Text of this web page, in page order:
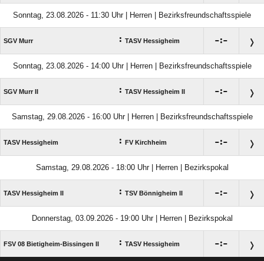
Sonntag, 23.08.2026 - 11:30 Uhr | Herren | Bezirksfreundschaftsspiele
SGV Murr : TASV Hessigheim :
Sonntag, 23.08.2026 - 14:00 Uhr | Herren | Bezirksfreundschaftsspiele
SGV Murr II : TASV Hessigheim II :
Samstag, 29.08.2026 - 16:00 Uhr | Herren | Bezirksfreundschaftsspiele
TASV Hessigheim : FV Kirchheim :
Samstag, 29.08.2026 - 18:00 Uhr | Herren | Bezirkspokal
TASV Hessigheim II : TSV Bönnigheim II :
Donnerstag, 03.09.2026 - 19:00 Uhr | Herren | Bezirkspokal
FSV 08 Bietigheim-Bissingen II : TASV Hessigheim :